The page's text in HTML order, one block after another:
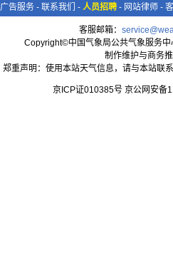
广告服务 - 联系我们 - 人员招聘 - 网站律师 -
客服邮箱：
Copyright©中国气象局公共气象服务
制作维护与商务
郑重声明：使用本站天气信息，请与本站联
京ICP证010385号 京公网安备